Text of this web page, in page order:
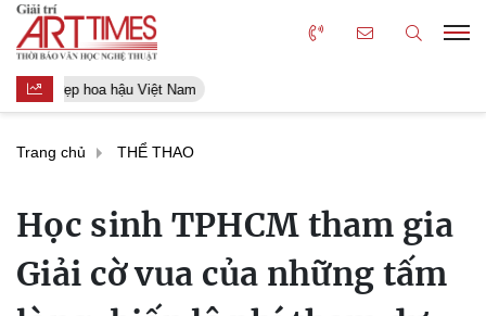
Người đẹp hoa hậu Việt Nam
Trang chủ THỂ THAO
Học sinh TPHCM tham gia
Giải cờ vua của những tấm